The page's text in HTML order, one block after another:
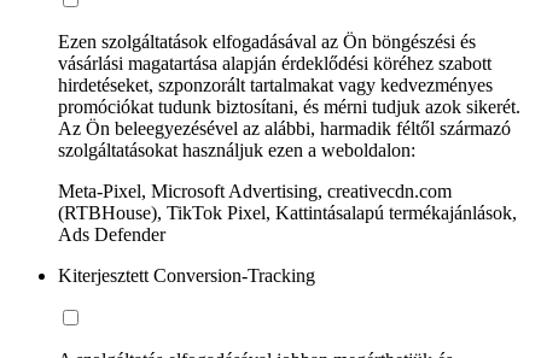
Ezen szolgáltatások elfogadásával az Ön böngészési és
vásárlási magatartása alapján érdeklődési köréhez szabott
hirdetéseket, szponzorált tartalmakat vagy kedvezményes
promóciókat tudunk biztosítani, és mérni tudjuk azok sikerét.
Az Ön beleegyezésével az alábbi, harmadik féltől származó
szolgáltatásokat használjuk ezen a weboldalon:
Meta-Pixel, Microsoft Advertising, creativecdn.com
(RTBHouse), TikTok Pixel, Kattintásalapú termékajánlások,
Ads Defender
Kiterjesztett Conversion-Tracking